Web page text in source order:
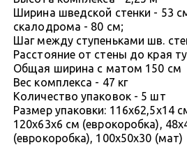
Ширина шведской стенки - 53
скалодрома - 80 см;
Шаг между ступеньками шв.
Расстояние от стены до края
Общая ширина с матом 150 см
Вес комплекса - 47 кг
Количество упаковок - 5 шт
Размер упаковки: 116x62,5x14
120х63х6 см (еврокоробка),
(еврокоробка), 100х50х30 (мат)